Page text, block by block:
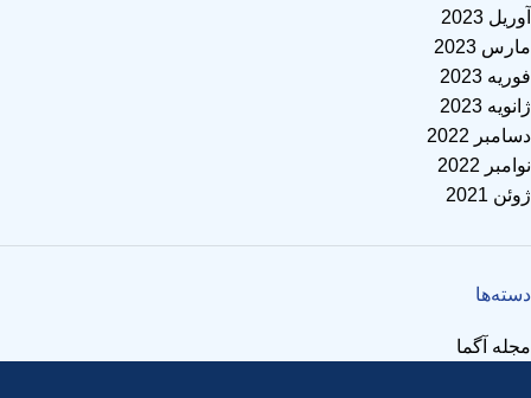
آوریل 2023
مارس 2023
فوریه 2023
ژانویه 2023
دسامبر 2022
نوامبر 2022
ژوئن 2021
دسته‌ها
مجله آگما